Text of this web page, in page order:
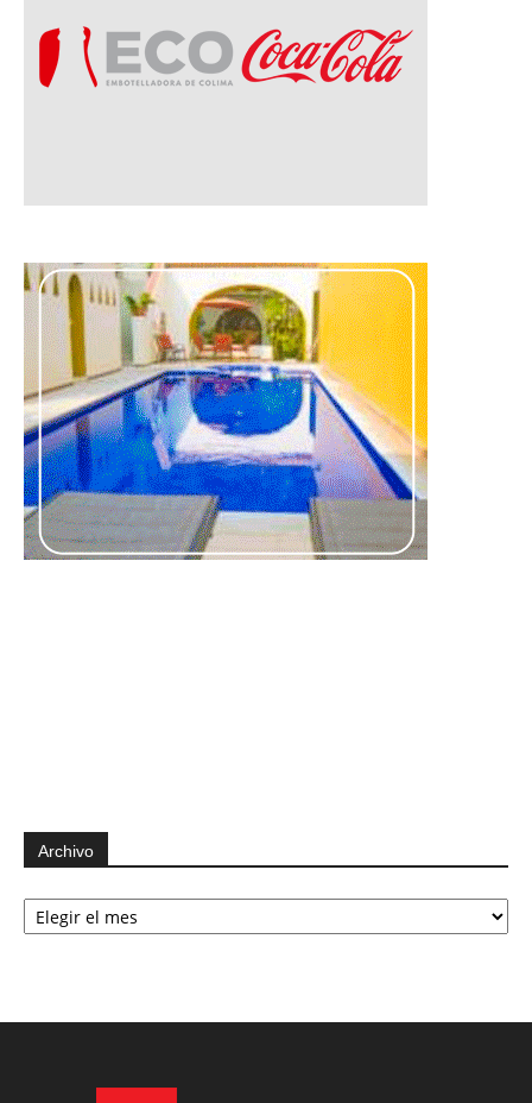
Archivo
Archivo